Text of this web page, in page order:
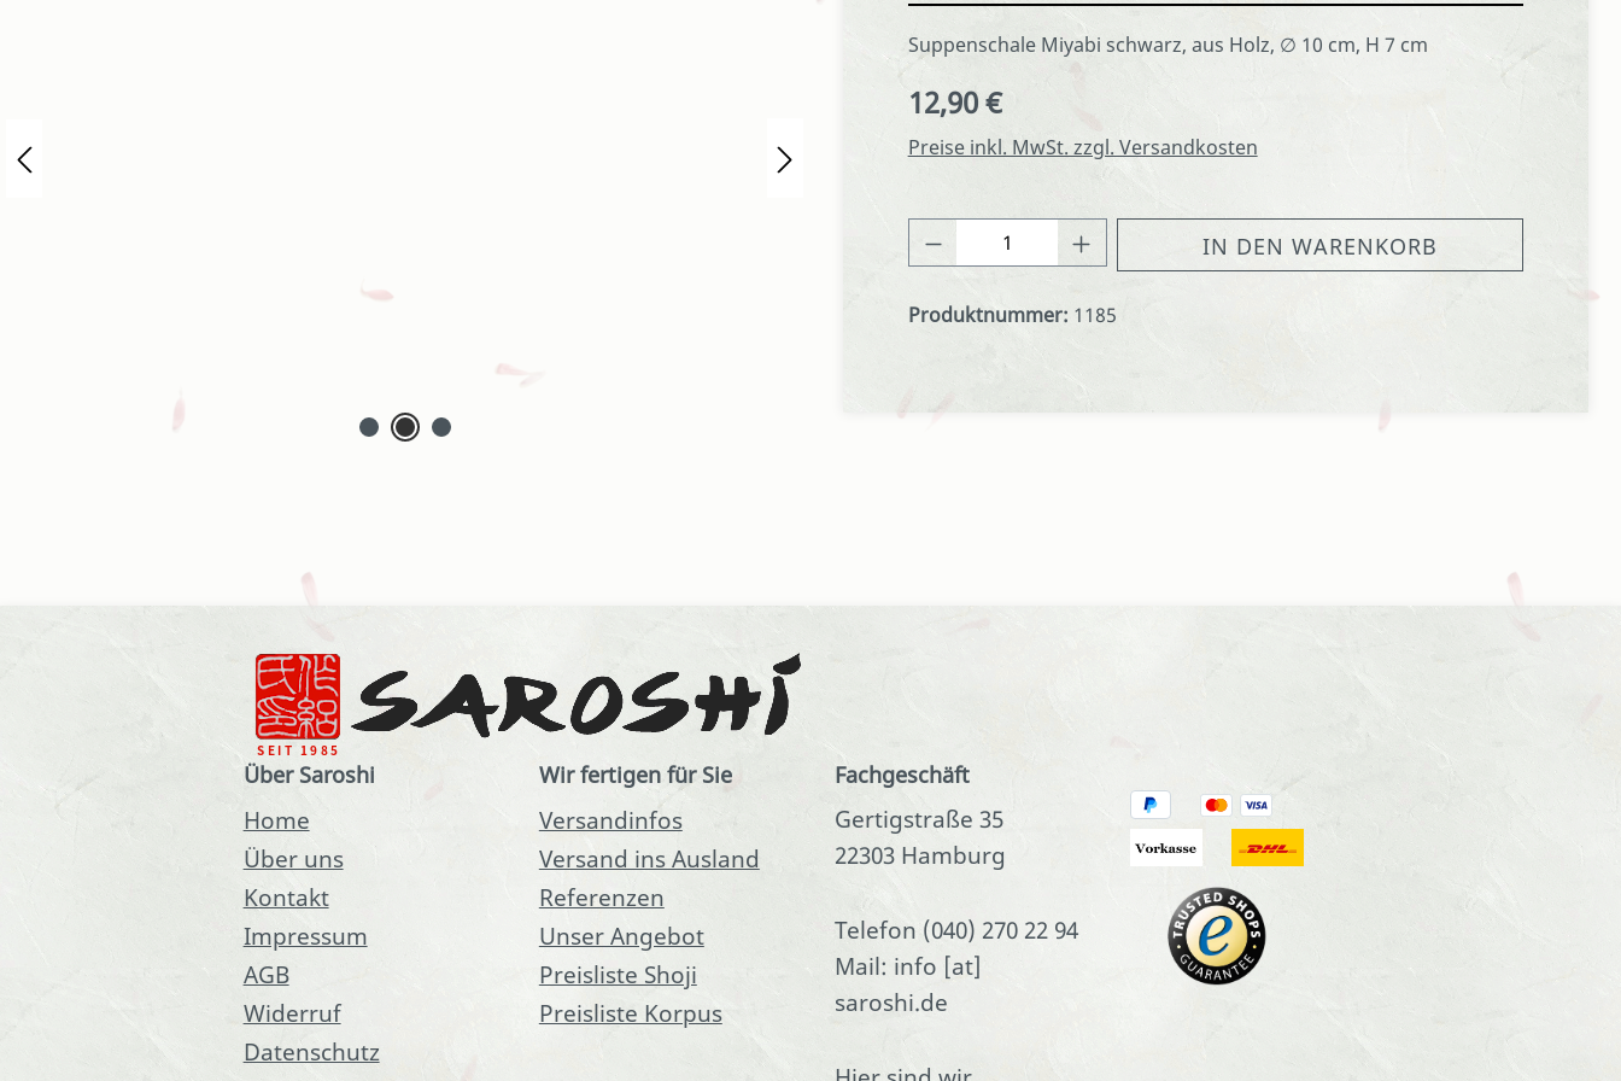
Suppenschale Miyabi schwarz, aus Holz, ∅ 10 cm, H 7 cm
Regulärer Preis:
12,90 €
Preise inkl. MwSt. zzgl. Versandkosten
Produkt Anzahl: Gib den gewünschten Wert ein
IN DEN WARENKORB
Produktnummer: 1185
Über Saroshi
Home
Über uns
Kontakt
Impressum
AGB
Widerruf
Datenschutz
Wir fertigen für Sie
Versandinfos
Versand ins Ausland
Referenzen
Unser Angebot
Preisliste Shoji
Preisliste Korpus
Fachgeschäft
Gertigstraße 35
22303 Hamburg
Telefon (040) 270 22 94
Mail: info [at]
saroshi.de